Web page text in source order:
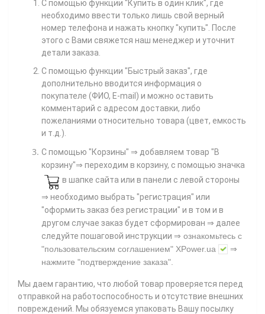
С помощью функции "Купить в один клик", где
необходимо ввести только лишь свой верный
номер телефона и нажать кнопку "купить". После
этого с Вами свяжется наш менеджер и уточнит
детали заказа.
С помощью функции "Быстрый заказ", где
дополнительно вводится информация о
покупателе (ФИО, E-mail) и можно оставить
комментарий с адресом доставки, либо
пожеланиями относительно товара (цвет, емкость
и т.д.).
С помощью "Корзины" ⇒ добавляем товар "В
корзину"⇒ переходим в корзину, с помощью значка
в шапке сайта или в панели с левой стороны
⇒ необходимо выбрать "регистрация" или
"оформить заказ без регистрации" и в том и в
другом случае заказ будет сформирован ⇒ далее
следуйте пошаговой инструкции ⇒ ознакомьтесь с
"пользовательским соглашением" XPower.ua
⇒
нажмите "подтверждение заказа"
Мы даем гарантию, что любой товар проверяется перед
отправкой на работоспособность и отсутствие внешних
повреждений. Мы обязуемся упаковать Вашу посылку